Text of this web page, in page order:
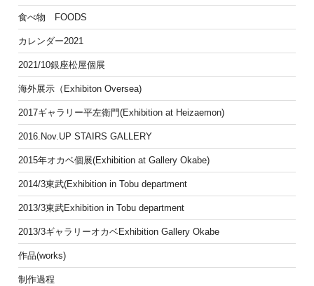
食べ物 FOODS
カレンダー2021
2021/10銀座松屋個展
海外展示（Exhibiton Oversea)
2017ギャラリー平左衛門(Exhibition at Heizaemon)
2016.Nov.UP STAIRS GALLERY
2015年オカベ個展(Exhibition at Gallery Okabe)
2014/3東武(Exhibition in Tobu department
2013/3東武Exhibition in Tobu department
2013/3ギャラリーオカベExhibition Gallery Okabe
作品(works)
制作過程